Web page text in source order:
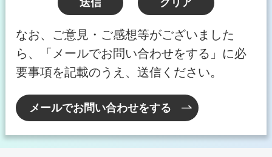
なお、ご意見・ご感想等がございました
ら、「メールでお問い合わせをする」に必
要事項を記載のうえ、送信ください。
メールでお問い合わせをする